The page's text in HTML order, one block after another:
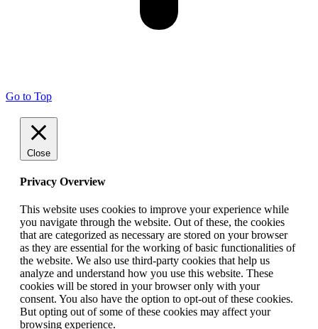
Go to Top
Close
Privacy Overview
This website uses cookies to improve your experience while
you navigate through the website. Out of these, the cookies
that are categorized as necessary are stored on your browser
as they are essential for the working of basic functionalities of
the website. We also use third-party cookies that help us
analyze and understand how you use this website. These
cookies will be stored in your browser only with your
consent. You also have the option to opt-out of these cookies.
But opting out of some of these cookies may affect your
browsing experience.